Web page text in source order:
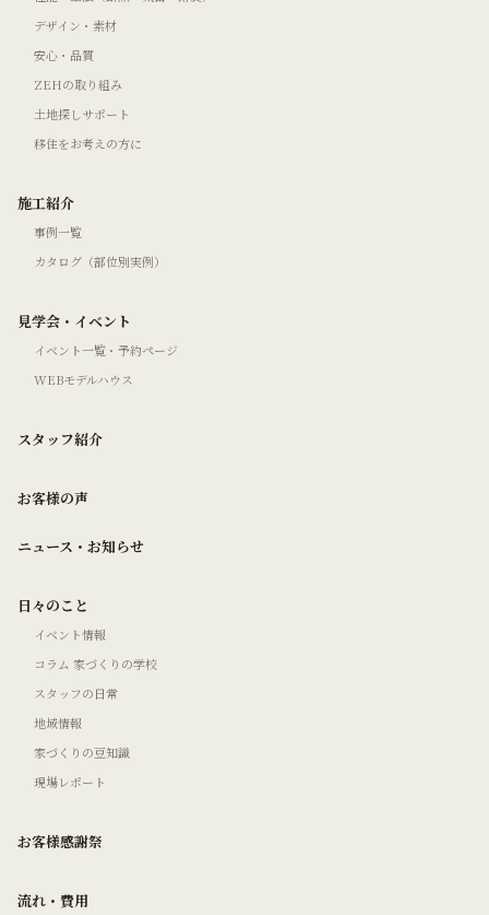
デザイン・素材
安心・品質
ZEHの取り組み
土地探しサポート
移住をお考えの方に
施工紹介
事例一覧
カタログ（部位別実例）
見学会・イベント
イベント一覧・予約ページ
WEBモデルハウス
スタッフ紹介
お客様の声
ニュース・お知らせ
日々のこと
イベント情報
コラム 家づくりの学校
スタッフの日常
地域情報
家づくりの豆知識
現場レポート
お客様感謝祭
流れ・費用